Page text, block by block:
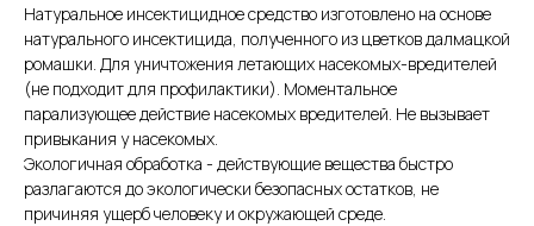
Натуральное инсектицидное средство изготовлено на основе
натурального инсектицида, полученного из цветков далмацкой
ромашки. Для уничтожения летающих насекомых-вредителей
(не подходит для профилактики). Моментальное
парализующее действие насекомых вредителей. Не вызывает
привыкания у насекомых.
Экологичная обработка - действующие вещества быстро
разлагаются до экологически безопасных остатков, не
причиняя ущерб человеку и окружающей среде.